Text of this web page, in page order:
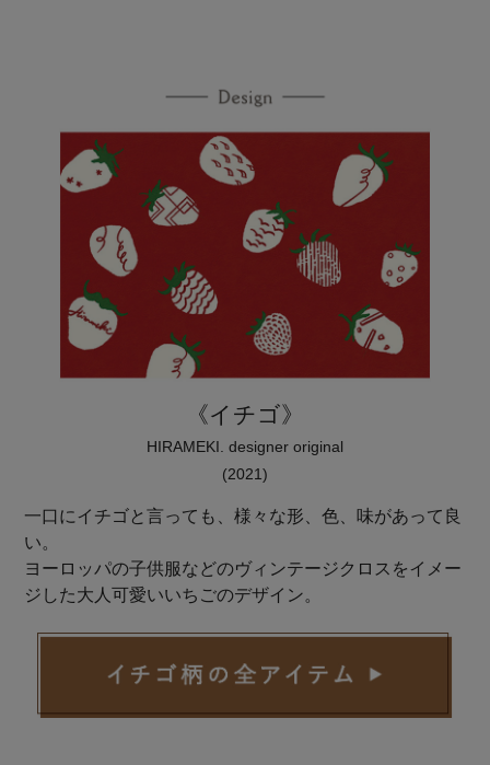
《イチゴ》
HIRAMEKI. designer original
(2021)
一口にイチゴと言っても、様々な形、色、味があって良
い。
ヨーロッパの子供服などのヴィンテージクロスをイメー
ジした大人可愛いいちごのデザイン。